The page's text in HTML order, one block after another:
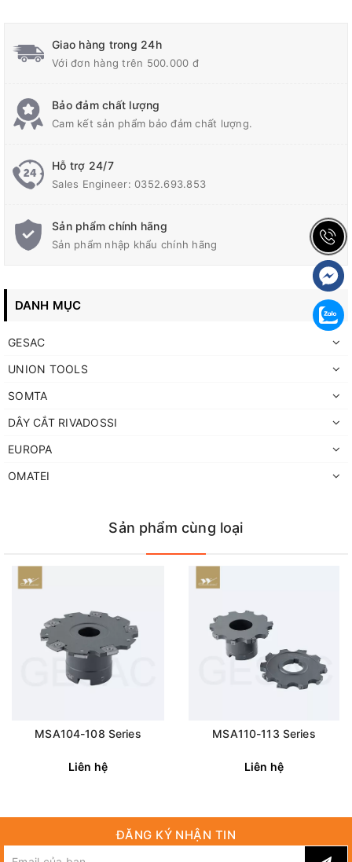
Giao hàng trong 24h
Với đơn hàng trên 500.000 đ
Bảo đảm chất lượng
Cam kết sản phẩm bảo đảm chất lượng.
Hỗ trợ 24/7
Sales Engineer: 0352.693.853
Sản phẩm chính hãng
Sản phẩm nhập khẩu chính hãng
DANH MỤC
GESAC
UNION TOOLS
SOMTA
DÂY CẮT RIVADOSSI
EUROPA
OMATEI
Sản phẩm cùng loại
MSA104-108 Series
Liên hệ
MSA110-113 Series
Liên hệ
ĐĂNG KÝ NHẬN TIN